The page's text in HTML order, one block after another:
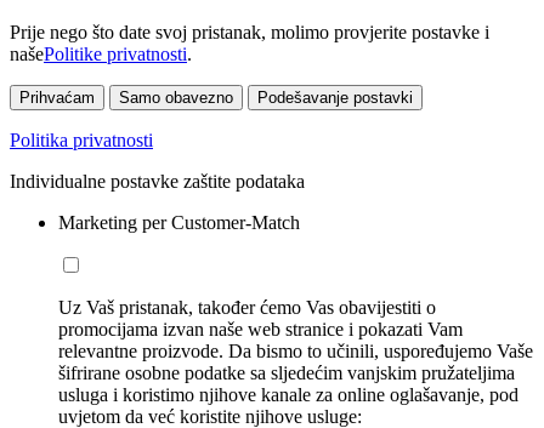
Prije nego što date svoj pristanak, molimo provjerite postavke i
našePolitike privatnosti.
Prihvaćam Samo obavezno Podešavanje postavki
Politika privatnosti
Individualne postavke zaštite podataka
Marketing per Customer-Match
Uz Vaš pristanak, također ćemo Vas obavijestiti o
promocijama izvan naše web stranice i pokazati Vam
relevantne proizvode. Da bismo to učinili, uspoređujemo Vaše
šifrirane osobne podatke sa sljedećim vanjskim pružateljima
usluga i koristimo njihove kanale za online oglašavanje, pod
uvjetom da već koristite njihove usluge: